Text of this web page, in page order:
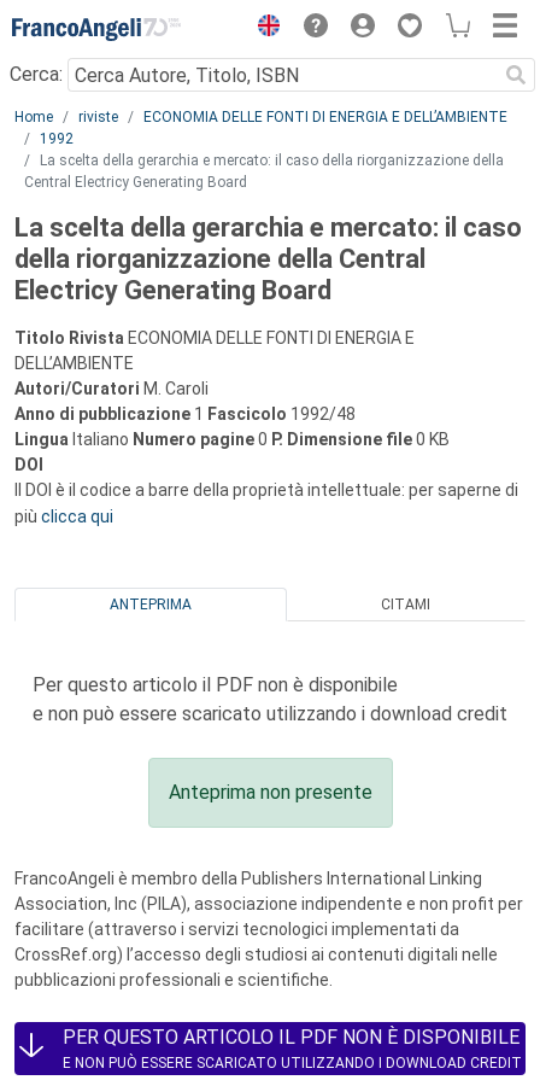
Menu
Cerca:
Main content
Home riviste
ECONOMIA DELLE FONTI DI ENERGIA E DELL’AMBIENTE
1992
La scelta della gerarchia e mercato: il caso della riorganizzazione della
Central Electricy Generating Board
La scelta della gerarchia e mercato: il caso
della riorganizzazione della Central
Electricy Generating Board
Titolo Rivista ECONOMIA DELLE FONTI DI ENERGIA E
DELL’AMBIENTE
Autori/Curatori M. Caroli
Anno di pubblicazione 1 Fascicolo 1992/48
Lingua Italiano Numero pagine0 P. Dimensione file0 KB
DOI
Il DOI è il codice a barre della proprietà intellettuale: per saperne di
più clicca qui
ANTEPRIMA CITAMI
Per questo articolo il PDF non è disponibile
e non può essere scaricato utilizzando i download credit
Anteprima non presente
FrancoAngeli è membro della Publishers International Linking
Association, Inc (PILA), associazione indipendente e non profit per
facilitare (attraverso i servizi tecnologici implementati da
CrossRef.org) l’accesso degli studiosi ai contenuti digitali nelle
pubblicazioni professionali e scientifiche.
PER QUESTO ARTICOLO IL PDF NON È DISPONIBILE
E NON PUÒ ESSERE SCARICATO UTILIZZANDO I DOWNLOAD CREDIT